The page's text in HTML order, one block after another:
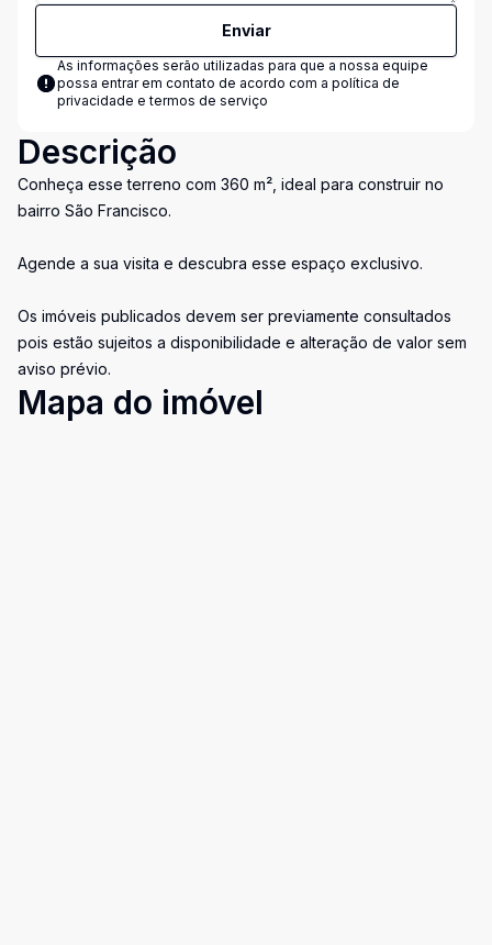
Enviar
As informações serão utilizadas para que a nossa equipe
possa entrar em contato de acordo com a política de
privacidade e termos de serviço
Descrição
Conheça esse terreno com 360 m², ideal para construir no
bairro São Francisco.
Agende a sua visita e descubra esse espaço exclusivo.
Os imóveis publicados devem ser previamente consultados
pois estão sujeitos a disponibilidade e alteração de valor sem
aviso prévio.
Mapa do imóvel